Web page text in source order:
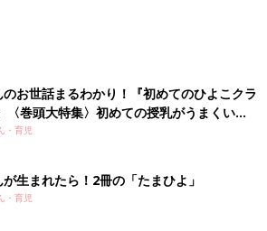
（フロドバギンズ）
うよりは、2人でひとつのことを一緒に
もって、できる方がやる。なんなら一緒に
ん）
については、やってくれたらお互いにお
どんなに細かい家事でも言います。これ
ぼやってくれていた夫へ私がしていたこ
お世話まるわかり！『初めてのひよこクラ
〈巻頭大特集〉初めての授乳がうまくい
ぱい・ミルクの基本と夏のトラブル 解決テ
・育児
生まれたら！2冊の「たまひよ」
・育児